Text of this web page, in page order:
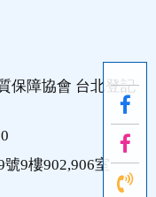
保障協會 台北登記
9樓902,906室